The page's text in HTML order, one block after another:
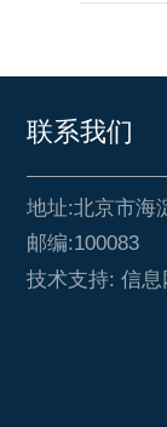
联系我们
地址:北京市海
邮编:100083
技术支持: 信